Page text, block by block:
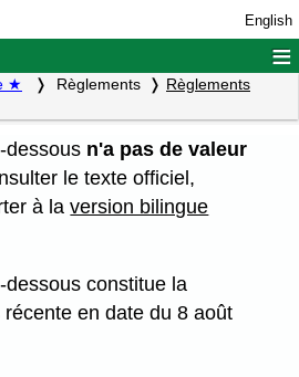
English
≡
★ Règlements
Règlements
dessous n'a pas de valeur
le texte officiel,
à laversion bilingue
constitue la
en date du 8 août